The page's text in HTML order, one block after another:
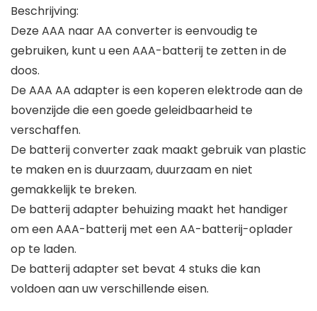
Beschrijving:
Deze AAA naar AA converter is eenvoudig te
gebruiken, kunt u een AAA-batterij te zetten in de
doos.
De AAA AA adapter is een koperen elektrode aan de
bovenzijde die een goede geleidbaarheid te
verschaffen.
De batterij converter zaak maakt gebruik van plastic
te maken en is duurzaam, duurzaam en niet
gemakkelijk te breken.
De batterij adapter behuizing maakt het handiger
om een ​​AAA-batterij met een AA-batterij-oplader
op te laden.
De batterij adapter set bevat 4 stuks die kan
voldoen aan uw verschillende eisen.